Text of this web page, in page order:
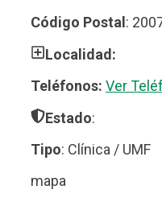
Código Postal :
Localidad:
Teléfonos: Ver
Estado:
Tipo: Clínica / UMF
mapa